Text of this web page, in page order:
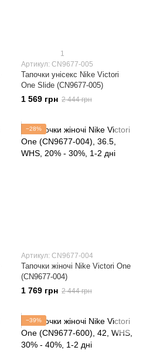
1
Артикул: CN9677-005
Тапочки унісекс Nike Victori
One Slide (CN9677-005)
1 569 грн 2 444 грн
−28%
Артикул: CN9677-004
Тапочки жіночі Nike Victori One
(CN9677-004)
1 769 грн 2 444 грн
−39%